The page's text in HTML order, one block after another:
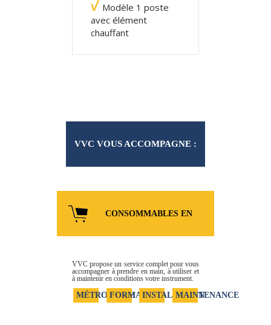
Modèle 1 poste
avec élément
chauffant
VVC VOUS ACCOMPAGNE :
CONSOMMABLES ET
SERVICES
CONSOMMABLES EN
VVC propose un service complet pour vous
accompagner à prendre en main, à utiliser et
à maintenir en conditions votre instrument.
MÉTROLOGIEFORMATIONINSTALLATIONMAINTENANCE